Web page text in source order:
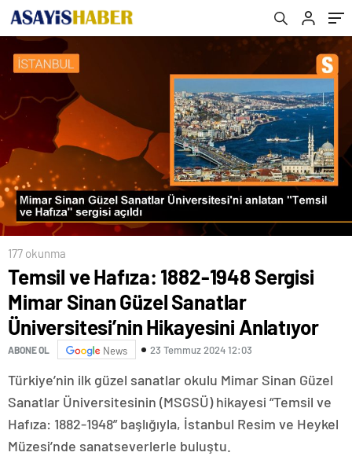
Hikayesini Anlatıyor
177 okunma
Temsil ve Hafıza: 1882-1948 Sergisi
Mimar Sinan Güzel Sanatlar
Üniversitesi’nin Hikayesini Anlatıyor
ABONE OL News 23 Temmuz 2024 12:03
Türkiye’nin ilk güzel sanatlar okulu Mimar Sinan Güzel
Sanatlar Üniversitesinin (MSGSÜ) hikayesi “Temsil ve
Hafıza: 1882-1948” başlığıyla, İstanbul Resim ve Heykel
Müzesi’nde sanatseverlerle buluştu.